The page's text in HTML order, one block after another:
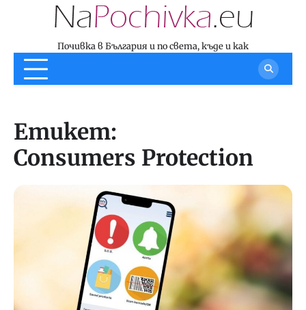
Почивка в България и по света, къде и как
Етикет:
Consumers Protection